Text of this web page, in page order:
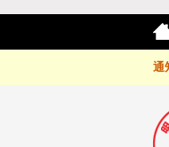
通